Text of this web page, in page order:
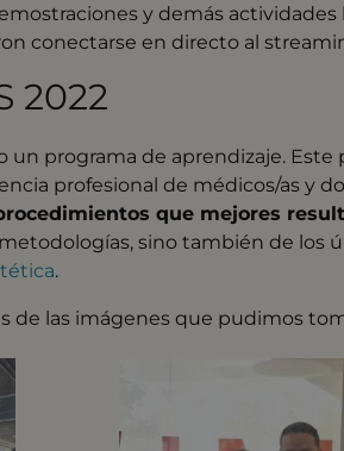
y demás
conectarse en directo al
2022
un programa de aprendizaje.
profesional de médicos/as y
que mejores
sino también de los
.
de las imágenes que pudimos